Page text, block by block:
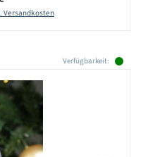
Versandkosten
Verfügbarkeit: